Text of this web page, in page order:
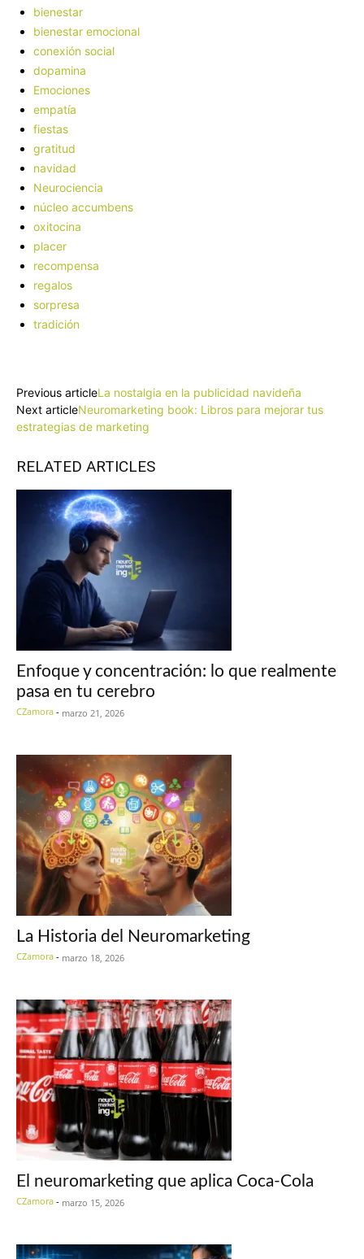
bienestar
bienestar emocional
conexión social
dopamina
Emociones
empatía
fiestas
gratitud
navidad
Neurociencia
núcleo accumbens
oxitocina
placer
recompensa
regalos
sorpresa
tradición
Previous articleLa nostalgia en la publicidad navideña
Next articleNeuromarketing book: Libros para mejorar tus
estrategias de marketing
RELATED ARTICLES
Enfoque y concentración: lo que realmente
pasa en tu cerebro
CZamora - marzo 21, 2026
La Historia del Neuromarketing
CZamora - marzo 18, 2026
El neuromarketing que aplica Coca-Cola
CZamora - marzo 15, 2026